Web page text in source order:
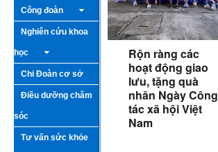
Công đoàn
Nghiên cứu khoa
học
Chi Đoàn cơ sở
Điều dưỡng chăm
sóc
Tư vấn sức khỏe
Rộn ràng các
hoạt động giao
lưu, tặng quà
nhân Ngày Công
tác xã hội Việt
Nam